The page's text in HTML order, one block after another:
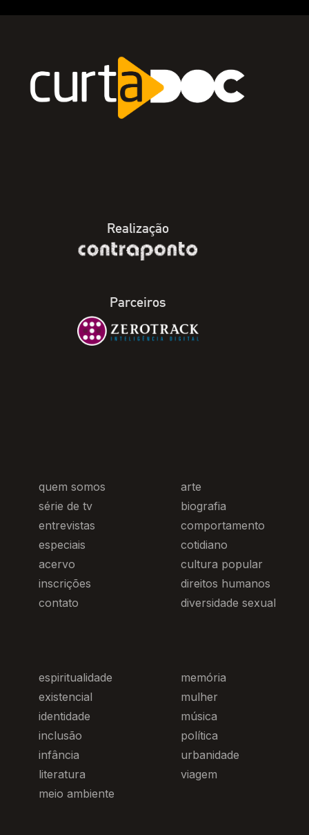
Realização
Parceiros
quem somos
série de tv
entrevistas
especiais
acervo
inscrições
contato
arte
biografia
comportamento
cotidiano
cultura popular
direitos humanos
diversidade sexual
espiritualidade
existencial
identidade
inclusão
infância
literatura
meio ambiente
memória
mulher
música
política
urbanidade
viagem